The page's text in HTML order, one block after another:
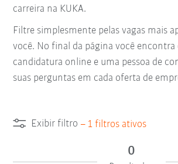
carreira na KUKA.
Filtre simplesmente pelas vagas mais
você. No final da página você encontra
candidatura online e uma pessoa de
suas perguntas em cada oferta de
Exibir filtro – 1 filtros ativos
0